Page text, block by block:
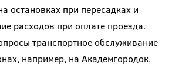
остановках при пересадках и
расходов при оплате проезда.
транспортное обслуживание
например, на Академгородок,